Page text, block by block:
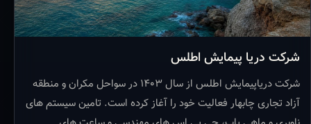
شرکت دریا پیمایش اطلس
شرکت دریاپیمایش اطلس از سال ۱۴۰۳ در سواحل مکران و منطقه
آزاد تجاری چابهار فعالیت خود را آغاز کرده است. تامین سیستم های